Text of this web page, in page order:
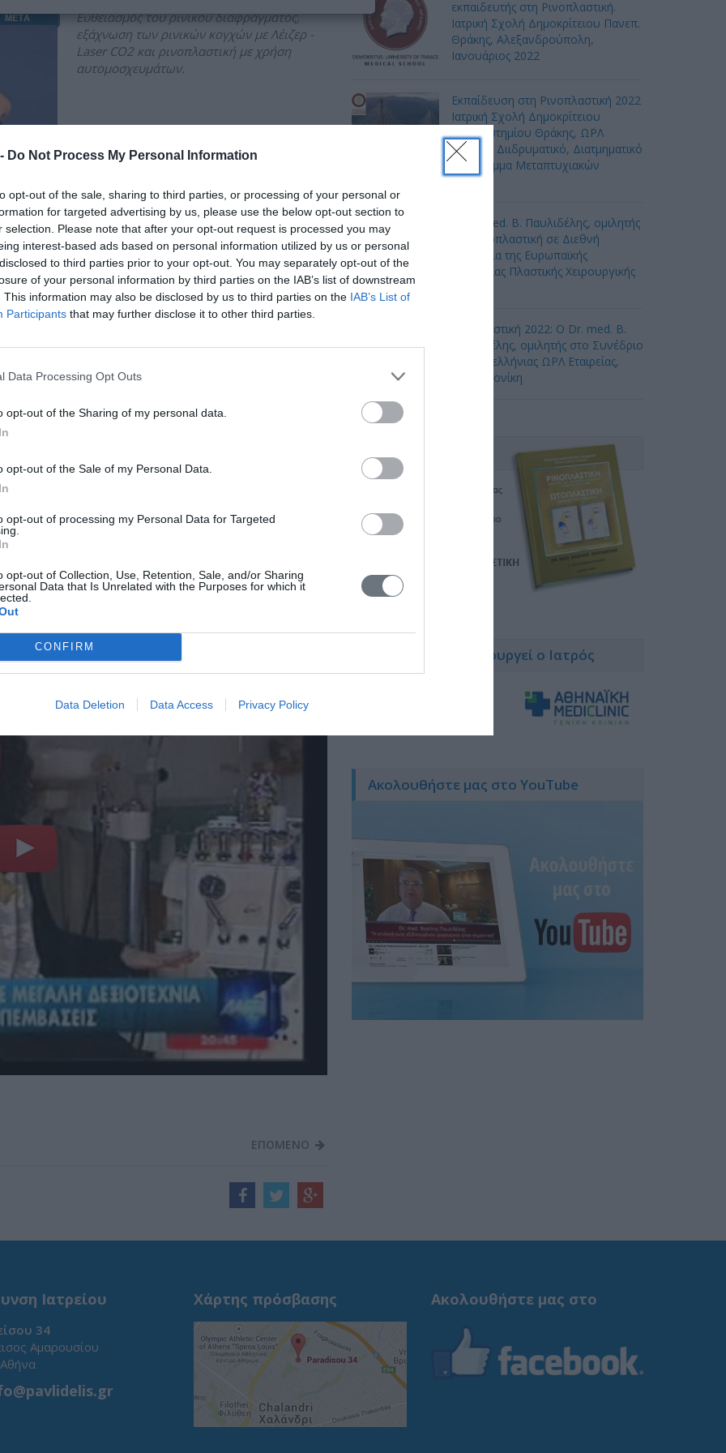
Do Not Process My Personal Information
opt-out of the sale, sharing to third parties, or processing of your personal or
for targeted advertising by us, please use the below opt-out section to
selection. Please note that after your opt-out request is processed you may
interest-based ads based on personal information utilized by us or personal
to third parties prior to your opt-out. You may separately opt-out of the
of your personal information by third parties on the IAB’s list of downstream
This information may also be disclosed by us to third parties on the IAB’s List of
Participants that may further disclose it to other third parties.
Data Processing Opt Outs
opt-out of the Sharing of my personal data.
opt-out of the Sale of my Personal Data.
opt-out of processing my Personal Data for Targeted
opt-out of Collection, Use, Retention, Sale, and/or Sharing
Data that Is Unrelated with the Purposes for which it
CONFIRM
Data Deletion Data Access Privacy Policy
Eυθειασμός του ρινικού διαφράγματος,
εξάχνωση των ρινικών κογχών με Λέιζερ -
Laser CO2 και ρινοπλαστική με χρήση
αυτομοσχευμάτων.
Όταν η μύτη εκτός από την άσχημη
εμφάνιση, παρουσιάζει και μεγάλη
σκολίωση του ρινικού διαφράγματος,
τέτοια που να δημιουργεί προβλήματα στην
αναπνοή και την ομιλία ή να προκαλεί
χειρουργική επέμβαση θεωρείται
Παυλιδέλης στο κεντρικό δελτίο ειδήσεων του
μύτης και ρινικού διαφράγματος
ιδιαίτερη λεπτή επέμβαση, η οποία απαιτεί μεγάλη
μακροπρόθεσμα, το καλύτερο αισθητικό και
στην αναπνοή και την όσφρηση μετά από την
κα Χριστίνα Παπαδημητροπούλου.
ΕΠΟΜΕΝΟ
εκπαιδευτής στη Ρινοπλαστική.
Ιατρική Σχολή Δημοκρίτειου Πανεπ.
Θράκης, Αλεξανδρούπολη,
Ιανουάριος 2022
Εκπαίδευση στη Ρινοπλαστική 2022
Ιατρική Σχολή Δημοκρίτειου
Πανεπιστημίου Θράκης, ΩΡΛ
Κλινική, Διιδρυματικό, Διατμηματικό
Πρόγραμμα Μεταπτυχιακών
Ο Dr. med. B. Παυλιδέλης, ομιλητής
για Ρινοπλαστική σε Διεθνή
Συνέδρια της Ευρωπαϊκής
Ακαδημίας Πλαστικής Χειρουργικής
Προσώπου
Ωτοπλαστική 2022: Ο Dr. med. B.
Παυλιδέλης, ομιλητής στο Συνέδριο
της Πανελλήνιας ΩΡΛ Εταιρείας,
Θεσσαλονίκη
Κλινικές που χειρουργεί ο Ιατρός
Ακολουθήστε μας στο YouTube
Ιατρείου
34
Αμαρουσίου
Χάρτης πρόσβασης Ακολουθήστε μας στο